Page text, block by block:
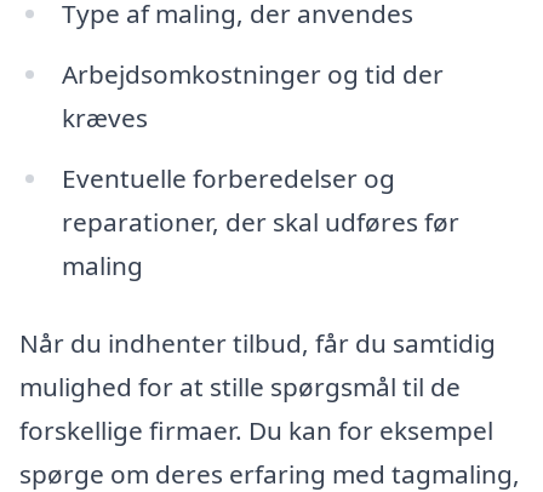
Type af maling, der anvendes
Arbejdsomkostninger og tid der
kræves
Eventuelle forberedelser og
reparationer, der skal udføres før
maling
Når du indhenter tilbud, får du samtidig
mulighed for at stille spørgsmål til de
forskellige firmaer. Du kan for eksempel
spørge om deres erfaring med tagmaling,